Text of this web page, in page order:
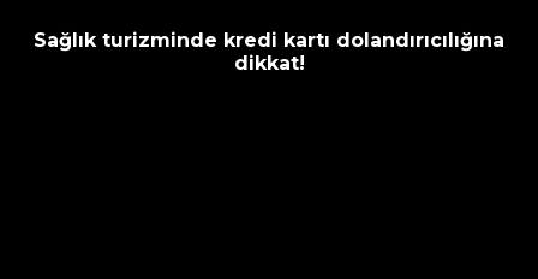
Sağlık turizminde kredi kartı dolandırıcılığına
dikkat!